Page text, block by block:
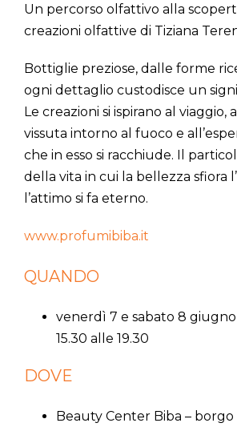
Un percorso olfattivo alla
creazioni olfattive di Tiziana
Bottiglie preziose, dalle forme
ogni dettaglio custodisce un
Le creazioni si ispirano al viaggio,
vissuta intorno al fuoco e
che in esso si racchiude. Il
della vita in cui la bellezza sfiora
l’attimo si fa eterno.
www.profumibiba.it
QUANDO
venerdì 7 e sabato 8
15.30 alle 19.30
DOVE
Beauty Center Biba – borgo